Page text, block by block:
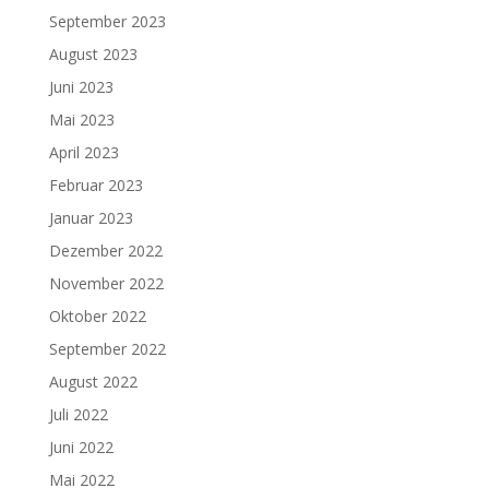
September 2023
August 2023
Juni 2023
Mai 2023
April 2023
Februar 2023
Januar 2023
Dezember 2022
November 2022
Oktober 2022
September 2022
August 2022
Juli 2022
Juni 2022
Mai 2022